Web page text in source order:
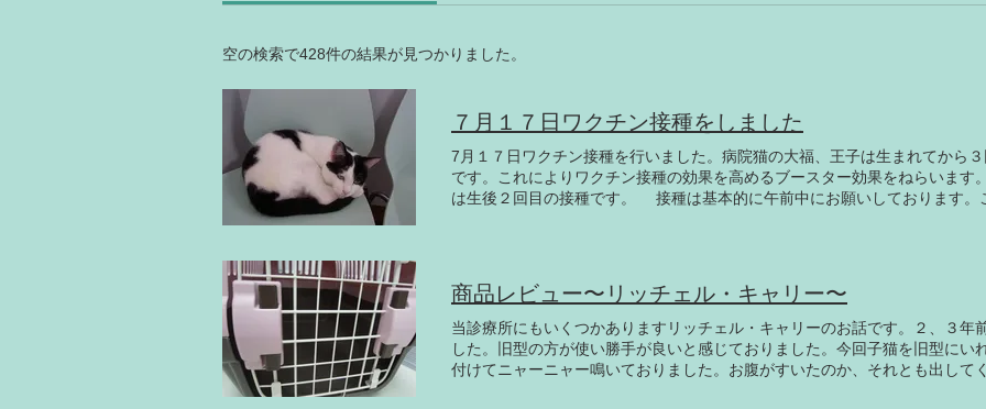
空の検索で428件の結果が見つかりました。
７月１７日ワクチン接種をしました
7月１７日ワクチン接種を行いました。病院猫の大福、王子は生まれてから
です。これによりワクチン接種の効果を高めるブースター効果をねらいます
は生後２回目の接種です。 接種は基本的に午前中にお願いしております。
子です。いつもと違う触られ方をされたためか、接種後すぐに隠れてしまい
様子に戻っておりました。 ▲接種後は夜中までこのような様子でした。翌朝
っておりました。 ▲翌日の大福です。夕方までキャリーの中で寝ておりま
長時間の外出は控えていただきたいです。ワクチン接種の日は、家にいるこ
す。
商品レビュー〜リッチェル・キャリー〜
当診療所にもいくつかありますリッチェル・キャリーのお話です。２、３年
した。旧型の方が使い勝手が良いと感じておりました。今回子猫を旧型にい
付けてニャーニャー鳴いておりました。お腹がすいたのか、それとも出して